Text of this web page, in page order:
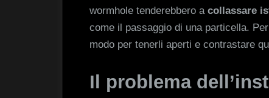
wormhole tenderebbero a collassare
come il passaggio di una particella.
modo per tenerli aperti e contrastare
Il problema